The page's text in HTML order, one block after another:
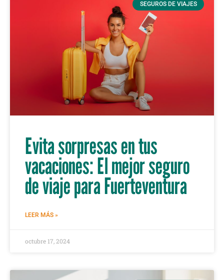
SEGUROS DE VIAJES
Evita sorpresas en tus
vacaciones: El mejor seguro
de viaje para Fuerteventura
LEER MÁS »
octubre 17, 2024